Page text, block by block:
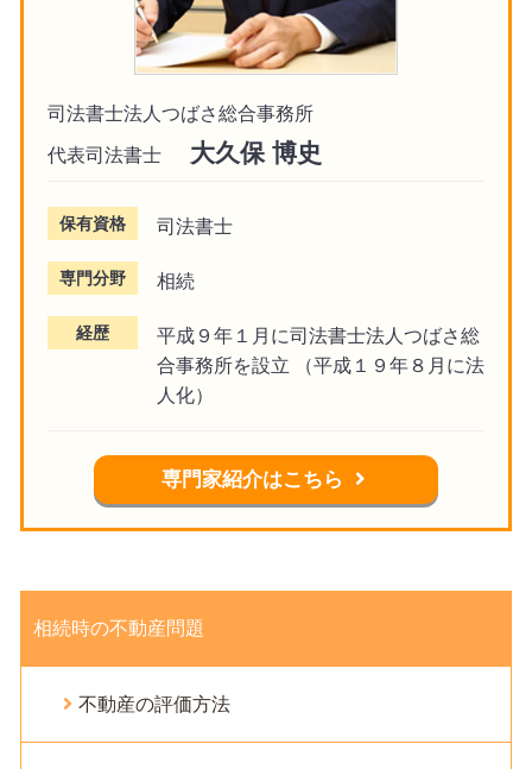
司法書士法人つばさ総合事務所
代表司法書士
大久保 博史
保有資格 司法書士
専門分野 相続
経歴
平成９年１月に司法書士法人つばさ総
合事務所を設立 （平成１９年８月に法
人化）
専門家紹介はこちら
相続時の不動産問題
不動産の評価方法